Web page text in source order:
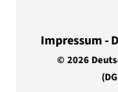
Impressum
© 2026